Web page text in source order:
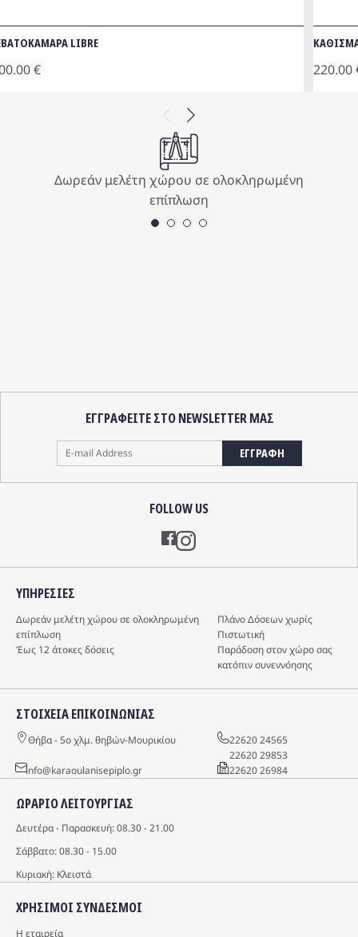
Previous
LIBRE
€
ΚΑΘΙΣΜΑ
220.00
Next
Δωρεάν μελέτη χώρου σε ολοκληρωμένη
επίπλωση
FOLLOW US
Instagram
ΕΓΓΡΑΦΕΙΤΕ ΣΤΟ NEWSLETTER ΜΑΣ
ΕΓΓΡΑΦΗ
ΩΡΑΡΙΟ ΛΕΙΤΟΥΡΓΙΑΣ
Δευτέρα - Παρασκευή: 08.30 - 21.00
Σάββατο: 08.30 - 15.00
Κυριακή: Κλειστά
ΧΡΗΣΙΜΟΙ ΣΥΝΔΕΣΜΟΙ
Η εταιρεία
ΥΠΗΡΕΣIΕΣ
Δωρεάν μελέτη χώρου σε ολοκληρωμένη
επίπλωση
Πλάνο Δόσεων χωρίς
Πιστωτική
Έως 12 άτοκες δόσεις
Παράδοση στον χώρο σας
κατόπιν συνεννόησης
ΣΤΟΙΧΕΙΑ ΕΠΙΚΟΙΝΩΝΙΑΣ
Θήβα - 5o χλμ. θηβών-Μουρικίου
22620 24565
22620 29853
info@karaoulanisepiplo.gr
22620 26984